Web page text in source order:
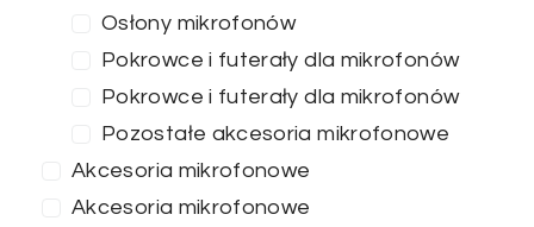
Osłony mikrofonów
Pokrowce i futerały dla mikrofonów
Pokrowce i futerały dla mikrofonów
Pozostałe akcesoria mikrofonowe
Akcesoria mikrofonowe
Akcesoria mikrofonowe